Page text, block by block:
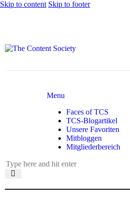
Skip to content Skip to footer
Menu
Faces of TCS
TCS-Blogartikel
Unsere Favoriten
Mitbloggen
Mitgliederbereich